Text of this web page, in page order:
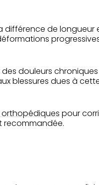
différence de longueur
douleurs
blessures dues à
orthopédiques pour
recommandée.